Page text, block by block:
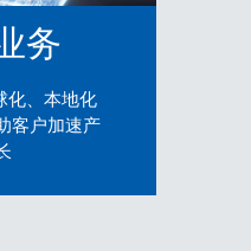
务
化、本地化
客户加速产